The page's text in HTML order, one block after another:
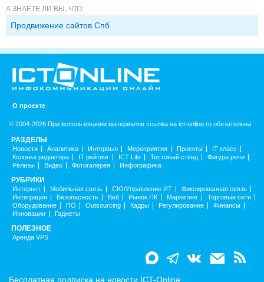
А ЗНАЕТЕ ЛИ ВЫ, ЧТО:
Продвижение сайтов Спб
О проекте
© 2004-2026 При использовании материалов ссылка на ict-online.ru обязательна
РАЗДЕЛЫ
Новости Аналитика Интервью Мероприятия Проекты
IT класс
Колонка редактора
IT рейтинг ICT Life Тестовый стенд
Фигура речи
Релизы
Видео Фотогалерея Инфографика
РУБРИКИ
Интернет Мобильная связь CIO/Управление ИТ
Фиксированная связь
Интеграция
Безопасность Веб Рынок ПК Маркетинг
Торговые сети
Оборудование
ПО Outsourcing Кадры Регулирование
Финансы
Инновации
Гаджеты
ПОЛЕЗНОЕ
Аренда VPS
Бесплатная подписка на новости ICT-Online